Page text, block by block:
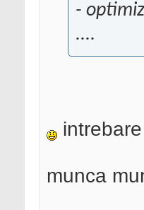
-
....
munca